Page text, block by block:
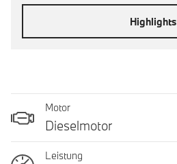
Highlights
Motor
Dieselmotor
Leistung